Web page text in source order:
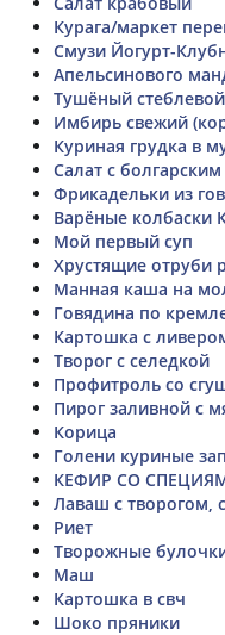
Курага/маркет
Смузи Йогурт-
Апельсинового
Тушёный
Имбирь свежий
Куриная грудка в
Салат с
Фрикадельки из
Варёные колбаски
Мой первый суп
Хрустящие отруби
Манная каша на
Говядина по
Картошка с
Творог с селедкой
Профитроль со
Пирог заливной с
Корица
Голени куриные
КЕФИР СО
Лаваш с творогом,
Риет
Творожные
Маш
Картошка в свч
Шоко пряники